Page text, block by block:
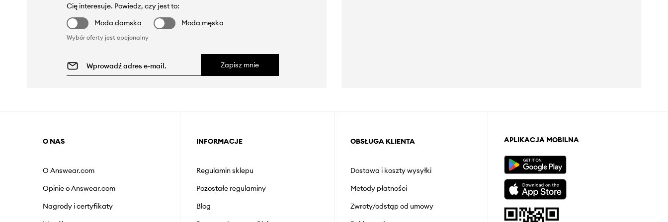
Cię interesuje. Powiedz, czy jest to:
Moda damska
Moda męska
Wybór oferty jest opcjonalny
Zapisz mnie
O NAS
O Answear.com
Opinie o Answear.com
Nagrody i certyfikaty
INFORMACJE
Regulamin sklepu
Pozostałe regulaminy
Blog
OBSŁUGA KLIENTA
Dostawa i koszty wysyłki
Metody płatności
Zwroty/odstąp od umowy
APLIKACJA MOBILNA